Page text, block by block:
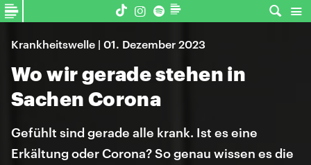
Krankheitswelle | 01. Dezember 2023
Wo wir gerade stehen in
Sachen Corona
Gefühlt sind gerade alle krank. Ist es eine
Erkältung oder Corona? So genau wissen es die